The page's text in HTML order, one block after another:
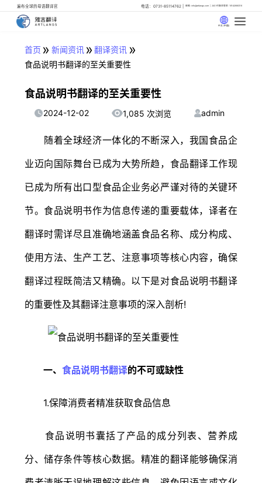
遍布全球的母语翻译官 电话：0731-85114762 邮箱: info@artlangs.com 24小时翻译管家: 18142666316
中文 (中国)
首页 » 新闻资讯» 翻译资讯 »
食品说明书翻译的至关重要性
食品说明书翻译的至关重要性
2024-12-02 1,085 次浏览 admin
随着全球经济一体化的不断深入，我国食品企
业迈向国际舞台已成为大势所趋，食品翻译工作现
已成为所有出口型食品企业务必严谨对待的关键环
节。食品说明书作为信息传递的重要载体，译者在
翻译时需详尽且准确地涵盖食品名称、成分构成、
使用方法、生产工艺、注意事项等核心内容，确保
翻译过程既简洁又精确。以下是对食品说明书翻译
的重要性及其翻译注意事项的深入剖析!
一、 食品说明书翻译的不可或缺性
1.保障消费者精准获取食品信息
食品说明书囊括了产品的成分列表、营养成
分、储存条件等核心数据。精准的翻译能够确保消